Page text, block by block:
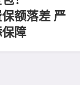
额落差 严
障